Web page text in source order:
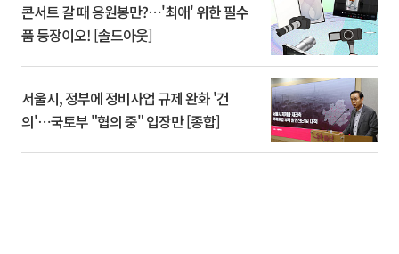
콘서트 갈 때 응원봉만?⋯'최애' 위한 필수
품 등장이오! [솔드아웃]
서울시, 정부에 정비사업 규제 완화 '건
의'⋯국토부 "협의 중" 입장만 [종합]